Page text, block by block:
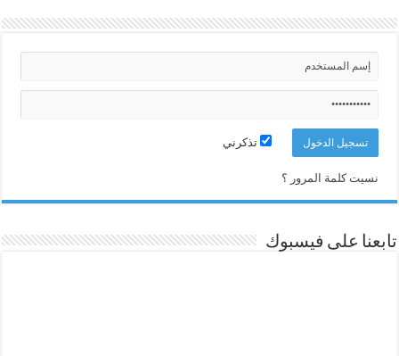
تذكرني
نسيت كلمة المرور ؟
تابعنا على فيسبوك